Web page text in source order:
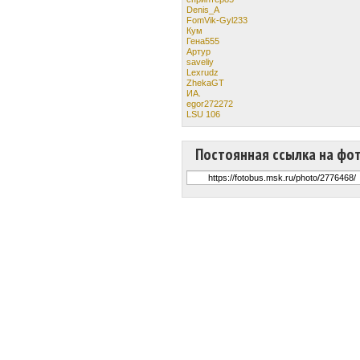
Denis_A
FomVik-Gyl233
Кум
Гена555
Aртур
saveliy
Lexrudz
ZhekaGT
ИА.
egor272272
LSU 106
Постоянная ссылка на